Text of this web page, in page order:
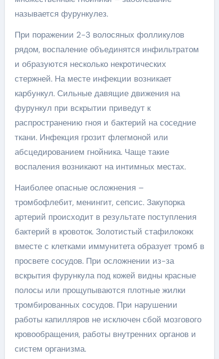
называется фурункулез.
При поражении 2-3 волосяных фолликулов
рядом, воспаление объединятся инфильтратом
и образуются несколько некротических
стержней. На месте инфекции возникает
карбункул. Сильные давящие движения на
фурункул при вскрытии приведут к
распространению гноя и бактерий на соседние
ткани. Инфекция грозит флегмоной или
абсцедированием гнойника. Чаще такие
воспаления возникают на интимных местах.
Наиболее опасные осложнения –
тромбофлебит, менингит, сепсис. Закупорка
артерий происходит в результате поступления
бактерий в кровоток. Золотистый стафилококк
вместе с клетками иммунитета образует тромб в
просвете сосудов. При осложнении из-за
вскрытия фурункула под кожей видны красные
полосы или прощупываются плотные жилки
тромбированных сосудов. При нарушении
работы капилляров не исключен сбой мозгового
кровообращения, работы внутренних органов и
систем организма.